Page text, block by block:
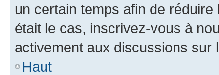
un certain temps afin de
était le cas, inscrivez-vous à
activement aux discussions sur
Haut